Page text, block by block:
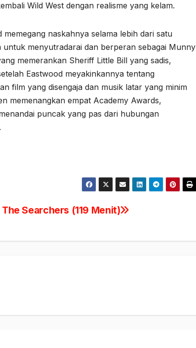
Wild West dengan realisme yang kelam.
naskahnya selama lebih dari satu
menyutradarai dan berperan sebagai Munny
memerankan Sheriff Little Bill yang sadis,
Eastwood meyakinkannya tentang
film yang disengaja dan musik latar yang minim
memenangkan empat Academy Awards,
puncak yang pas dari hubungan
The Searchers (119 Menit)